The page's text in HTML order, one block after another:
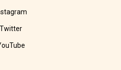
Twitter